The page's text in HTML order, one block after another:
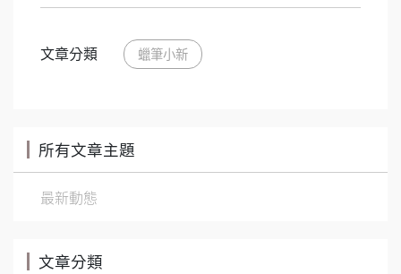
文章分類 蠟筆小新
所有文章主題
最新動態
文章分類